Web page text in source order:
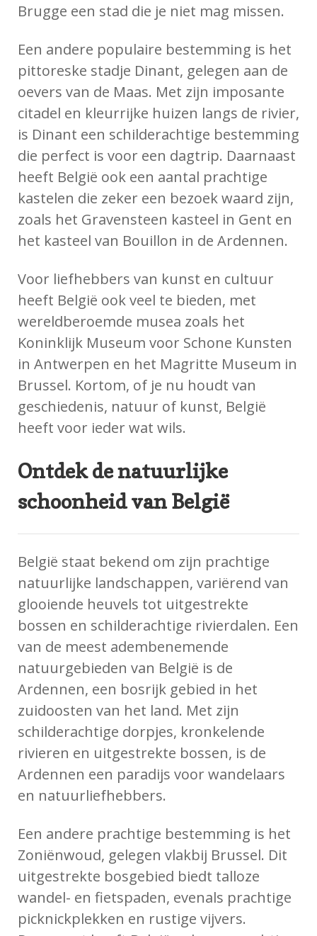
Brugge een stad die je niet mag missen.
Een andere populaire bestemming is het
pittoreske stadje Dinant, gelegen aan de
oevers van de Maas. Met zijn imposante
citadel en kleurrijke huizen langs de rivier,
is Dinant een schilderachtige bestemming
die perfect is voor een dagtrip. Daarnaast
heeft België ook een aantal prachtige
kastelen die zeker een bezoek waard zijn,
zoals het Gravensteen kasteel in Gent en
het kasteel van Bouillon in de Ardennen.
Voor liefhebbers van kunst en cultuur
heeft België ook veel te bieden, met
wereldberoemde musea zoals het
Koninklijk Museum voor Schone Kunsten
in Antwerpen en het Magritte Museum in
Brussel. Kortom, of je nu houdt van
geschiedenis, natuur of kunst, België
heeft voor ieder wat wils.
Ontdek de natuurlijke
schoonheid van België
België staat bekend om zijn prachtige
natuurlijke landschappen, variërend van
glooiende heuvels tot uitgestrekte
bossen en schilderachtige rivierdalen. Een
van de meest adembenemende
natuurgebieden van België is de
Ardennen, een bosrijk gebied in het
zuidoosten van het land. Met zijn
schilderachtige dorpjes, kronkelende
rivieren en uitgestrekte bossen, is de
Ardennen een paradijs voor wandelaars
en natuurliefhebbers.
Een andere prachtige bestemming is het
Zoniënwoud, gelegen vlakbij Brussel. Dit
uitgestrekte bosgebied biedt talloze
wandel- en fietspaden, evenals prachtige
picknickplekken en rustige vijvers.